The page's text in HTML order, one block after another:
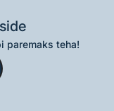
paremaks teha!